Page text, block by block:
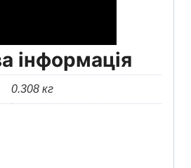
інформація
0.308 кг